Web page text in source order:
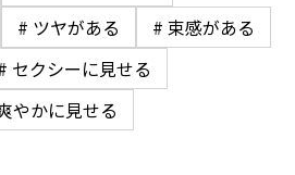
# ツヤがある
# 束感がある
セクシーに見せる
やかに見せる